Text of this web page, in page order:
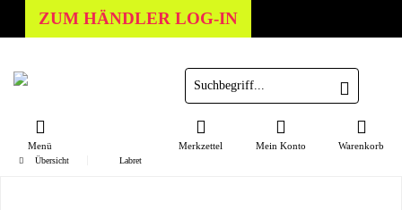
ZUM HÄNDLER LOG-IN
Menü Warenkorb
Merkzettel Mein Konto
Übersicht Labret